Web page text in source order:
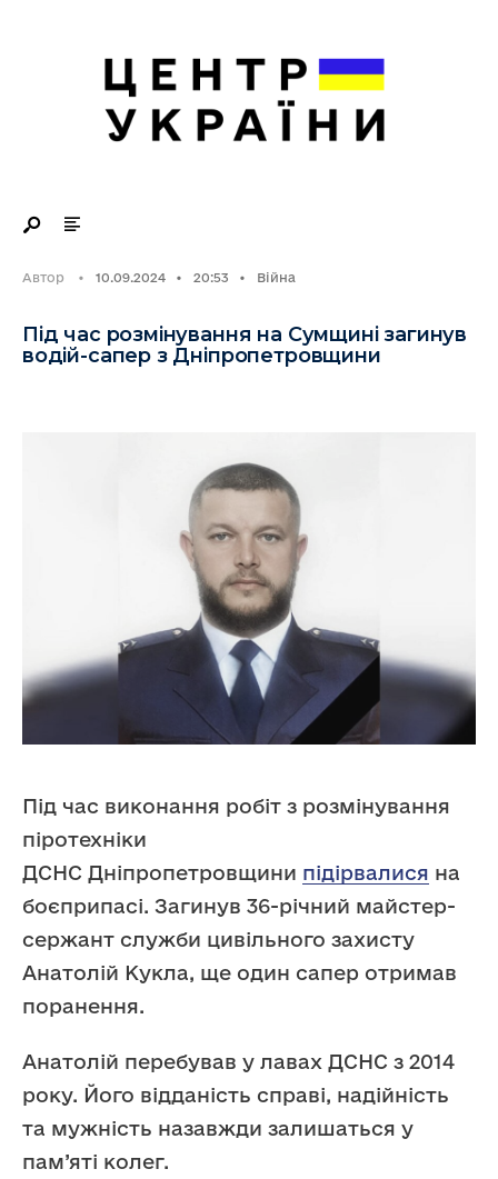
Автор • 10.09.2024 • 20:53 • Війна
Під час розмінування на Сумщині загинув
водій-сапер з Дніпропетровщини
Під час виконання робіт з розмінування
піротехніки
ДСНС Дніпропетровщини підірвалися на
боєприпасі. Загинув 36-річний майстер-
сержант служби цивільного захисту
Анатолій Кукла, ще один сапер отримав
поранення.
Анатолій перебував у лавах ДСНС з 2014
року. Його відданість справі, надійність
та мужність назавжди залишаться у
пам’яті колег.